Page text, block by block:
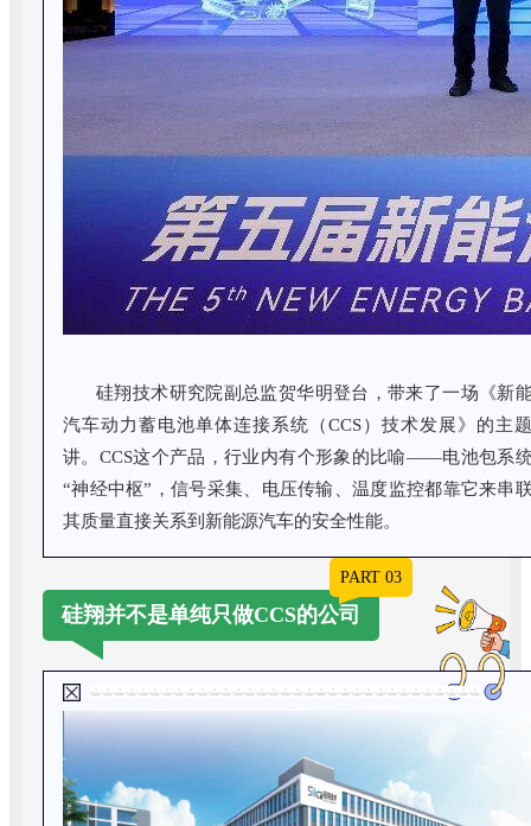
硅翔技术研究院副总监贺华明登台，带来了一场《新
汽车动力蓄电池单体连接系统（CCS）技术发展》的主
讲。CCS这个产品，行业内有个形象的比喻——电池包系
“神经中枢”，信号采集、电压传输、温度监控都靠它来串
其质量直接关系到新能源汽车的安全性能。
PART 03
硅翔并不是单纯只做CCS的公司